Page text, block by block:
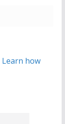
Learn how